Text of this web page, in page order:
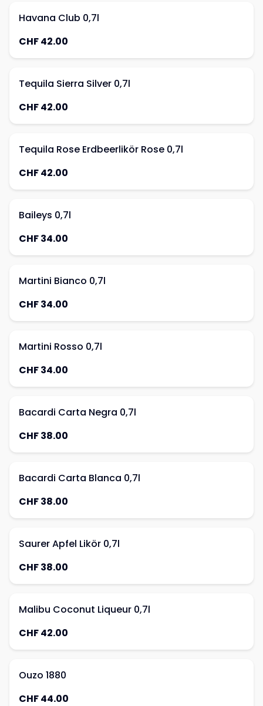
Havana Club 0,7l
CHF 42.00
Tequila Sierra Silver 0,7l
CHF 42.00
Tequila Rose Erdbeerlikör Rose 0,7l
CHF 42.00
Baileys 0,7l
CHF 34.00
Martini Bianco 0,7l
CHF 34.00
Martini Rosso 0,7l
CHF 34.00
Bacardi Carta Negra 0,7l
CHF 38.00
Bacardi Carta Blanca 0,7l
CHF 38.00
Saurer Apfel Likör 0,7l
CHF 38.00
Malibu Coconut Liqueur 0,7l
CHF 42.00
Ouzo 1880
CHF 44.00